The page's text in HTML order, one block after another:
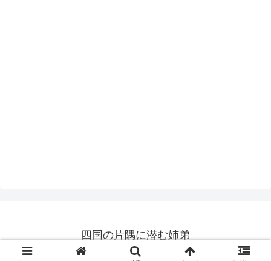
四国の片隅に潜む姉弟
© 2019 四国の片隅に潜む姉弟.